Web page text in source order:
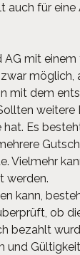
für
mit
dem
Es
Vielmehr
werden.
kann,
ob
bezahlt